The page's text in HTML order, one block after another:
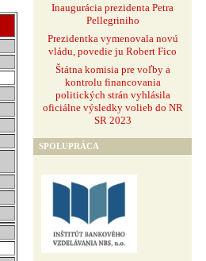
Inaugurácia prezidenta Petra
Pellegriniho
Prezidentka vymenovala novú
vládu, povedie ju Robert Fico
Štátna komisia pre voľby a
kontrolu financovania
politických strán vyhlásila
oficiálne výsledky volieb do NR
SR 2023
SPOLUPRÁCA